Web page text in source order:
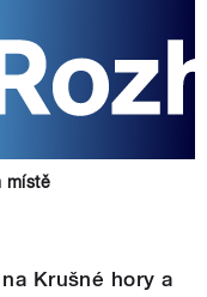
místě
Krušné hory a